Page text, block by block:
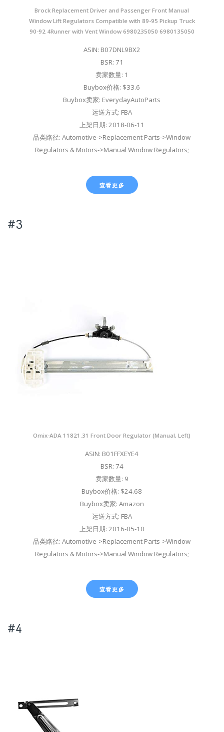
Brock Replacement Driver and Passenger Front Manual
Window Lift Regulators Compatible with 89-95 Pickup Truck
90-92 4Runner with Vent Window 6980235050 6980135050
ASIN: B07DNL9BX2
BSR: 71
卖家数量: 1
Buybox价格: $33.6
Buybox卖家: EverydayAutoParts
运送方式: FBA
上架日期: 2018-06-11
品类路径: Automotive->Replacement Parts->Window
Regulators & Motors->Manual Window Regulators;
查看更多
#3
Omix-ADA 11821.31 Front Door Regulator (Manual, Left)
ASIN: B01FFXEYE4
BSR: 74
卖家数量: 9
Buybox价格: $24.68
Buybox卖家: Amazon
运送方式: FBA
上架日期: 2016-05-10
品类路径: Automotive->Replacement Parts->Window
Regulators & Motors->Manual Window Regulators;
查看更多
#4